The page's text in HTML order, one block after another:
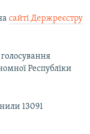
сайті Держреєстру
Республіки
13091